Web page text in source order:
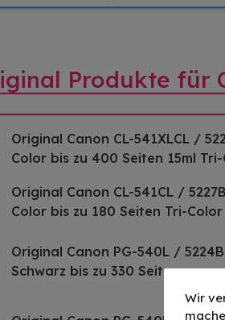
Produkte für
Original Canon CL-541XLCL /
Color bis zu 400 Seiten 15ml
Original Canon CL-541CL /
Color bis zu 180 Seiten Tri-Color
Original Canon PG-540L /
Schwarz bis zu 330 Seiten
Wir